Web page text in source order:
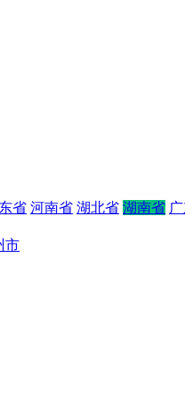
省 河南省 湖北省 湖南省
市